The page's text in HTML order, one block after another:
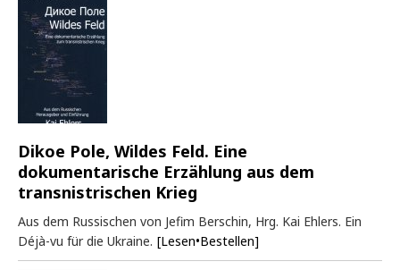
Dikoe Pole, Wildes Feld. Eine
dokumentarische Erzählung aus dem
transnistrischen Krieg
Aus dem Russischen von Jefim Berschin, Hrg. Kai Ehlers. Ein
Déjà-vu für die Ukraine. [Lesen•Bestellen]